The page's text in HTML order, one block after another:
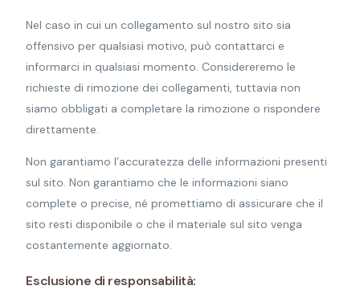
Nel caso in cui un collegamento sul nostro sito sia
offensivo per qualsiasi motivo, può contattarci e
informarci in qualsiasi momento. Considereremo le
richieste di rimozione dei collegamenti, tuttavia non
siamo obbligati a completare la rimozione o rispondere
direttamente.
Non garantiamo l’accuratezza delle informazioni presenti
sul sito. Non garantiamo che le informazioni siano
complete o precise, né promettiamo di assicurare che il
sito resti disponibile o che il materiale sul sito venga
costantemente aggiornato.
Esclusione di responsabilità: